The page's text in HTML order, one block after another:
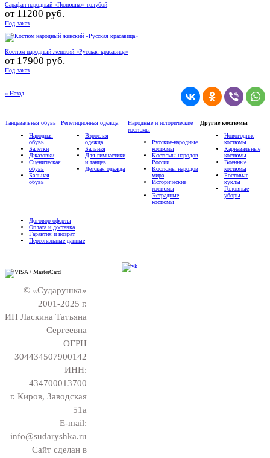
Сарафан народный «Полюшко» голубой
от 11200 руб.
Под заказ
Костюм народный женский «Русская красавица»
от 17900 руб.
Под заказ
« Назад
Танцевальная обувь
Народная
обувь
Балетки
Джазовки
Сценическая
обувь
Бальная
обувь
Репетиционная одежда
Взрослая
одежда
Бальная
Для гимнастики
и танцев
Детская одежда
Народные и исторические
костюмы
Русские-народные
костюмы
Костюмы народов
России
Костюмы народов
мира
Исторические
костюмы
Эстрадные
костюмы
Другие костюмы
Новогодние
костюмы
Карнавальные
костюмы
Военные
костюмы
Ростовые
куклы
Головные
уборы
Договор оферты
Оплата и доставка
Гарантия и возрат
Персональные данные
© «Сударушка»
2001-2025 г.
ИП Ласкина Татьяна
Сергеевна
ОГРН
304434507900142
ИНН:
434700013700
г. Киров, Заводская
51а
E-mail:
info@sudaryshka.ru
Сайт сделан в